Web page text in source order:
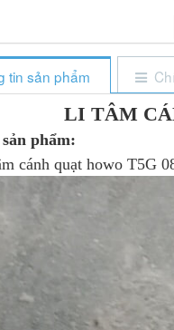
tin sản phẩm
LI TÂM
phẩm:
cánh quạt howo T5G